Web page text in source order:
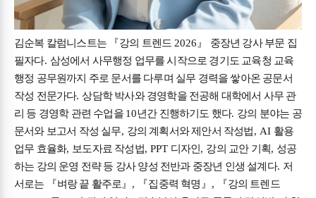
김순복 칼럼니스트는 『강의 트렌드 2026 』 중장년 강사 부문 집
필자다. 삼성에서 사무행정 업무를 시작으로 경기도 교육청 교육
행정 공무원까지 주로 문서를 다루며 실무 경력을 쌓아온 공문서
작성 전문가다.상담학 박사와 경영학을 전공해 대학에서 사무 관
리 등 경영학 관련 수업을 10년간 진행하기도 했다. 강의 분야는 공
문서와 보고서 작성 실무, 강의 계획서와 제안서 작성법, AI 활용
업무 효율화, 보도자료 작성법, PPT 디자인 , 강의 교안 기획, 성공
하는 강의 운영 전략 등 강사 양성 전반과 중장년 인생 설계다. 저
서로는
『벼랑 끝 활주로 』 , 『집중력 혁명 』 , 『강의 트렌드